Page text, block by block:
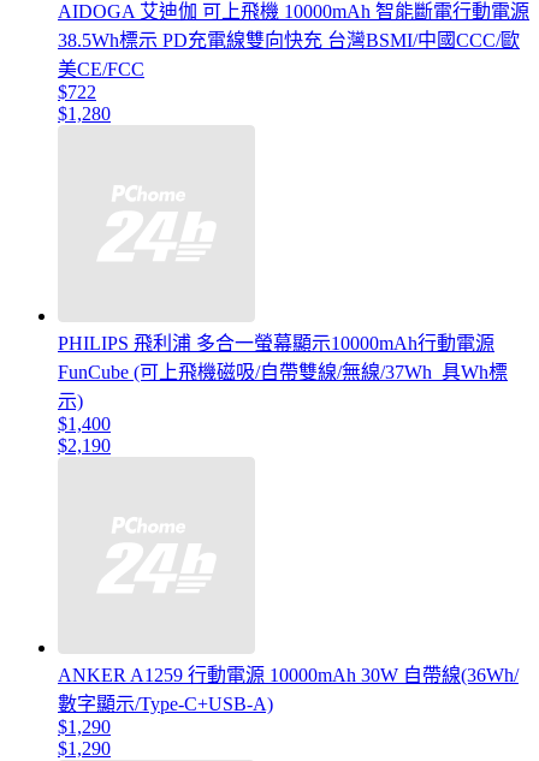
AIDOGA 艾迪伽 可上飛機 10000mAh 智能斷電行動電源
38.5Wh標示 PD充電線雙向快充 台灣BSMI/中國CCC/歐
美CE/FCC
$722
$1,280
PHILIPS 飛利浦 多合一螢幕顯示10000mAh行動電源
FunCube (可上飛機磁吸/自帶雙線/無線/37Wh_具Wh標
示)
$1,400
$2,190
ANKER A1259 行動電源 10000mAh 30W 自帶線(36Wh/
數字顯示/Type-C+USB-A)
$1,290
$1,290